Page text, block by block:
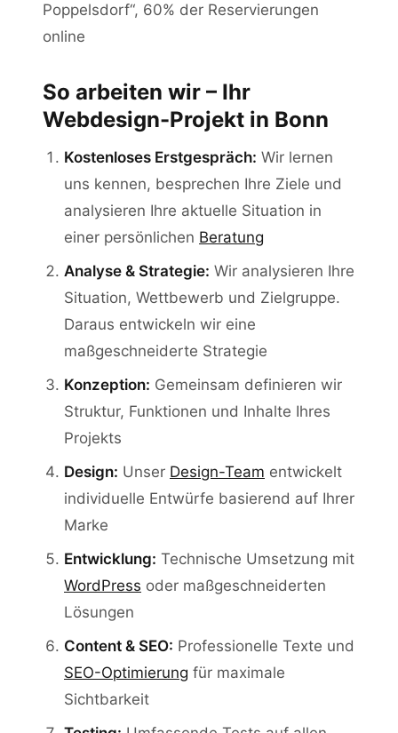
Poppelsdorf“, 60% der Reservierungen
online
So arbeiten wir – Ihr
Webdesign-Projekt in Bonn
Kostenloses Erstgespräch: Wir lernen
uns kennen, besprechen Ihre Ziele und
analysieren Ihre aktuelle Situation in
einer persönlichen Beratung
Analyse & Strategie: Wir analysieren Ihre
Situation, Wettbewerb und Zielgruppe.
Daraus entwickeln wir eine
maßgeschneiderte Strategie
Konzeption: Gemeinsam definieren wir
Struktur, Funktionen und Inhalte Ihres
Projekts
Design: Unser Design-Team entwickelt
individuelle Entwürfe basierend auf Ihrer
Marke
Entwicklung: Technische Umsetzung mit
WordPress oder maßgeschneiderten
Lösungen
Content & SEO: Professionelle Texte und
SEO-Optimierung für maximale
Sichtbarkeit